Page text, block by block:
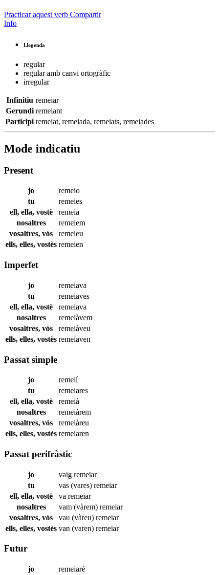
Practicar aquest verb Compartir
Info
Llegenda
regular
regular amb canvi ortogràfic
irregular
Infinitiu remeiar
Gerundi remeiant
Participi remeiat, remeiada, remeiats, remeiades
Mode indicatiu
Present
jo
remeio
tu
remeies
ell, ella, vostè
remeia
nosaltres
remeiem
vosaltres, vós
remeieu
ells, elles, vostès remeien
Imperfet
jo
remeiava
tu
remeiaves
ell, ella, vostè
remeiava
nosaltres
remeiàvem
vosaltres, vós
remeiàveu
ells, elles, vostès remeiaven
Passat simple
jo
remeií
tu
remeiares
ell, ella, vostè
remeià
nosaltres
remeiàrem
vosaltres, vós
remeiàreu
ells, elles, vostès remeiaren
Passat perifràstic
jo vaig remeiar
tu
vas (vares) remeiar
ell, ella, vostè
va remeiar
nosaltres
vam (vàrem) remeiar
vosaltres, vós
vau (vàreu) remeiar
ells, elles, vostès van (varen) remeiar
Futur
jo
remeiaré